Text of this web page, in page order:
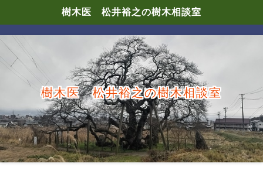
樹木医 松井裕之の樹木相談室
樹木医 松井裕之の樹木相談室